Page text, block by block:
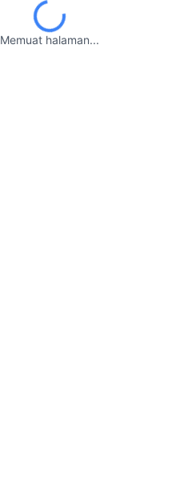
Memuat halaman...